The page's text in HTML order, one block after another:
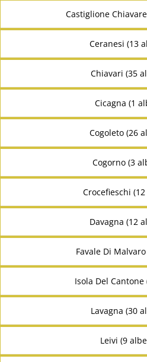
Castiglione
Ceranesi (13
Chiavari (35
Cicagna (1
Cogoleto (26
Cogorno (3
Crocefieschi
Davagna (12
Favale Di
Isola Del
Lavagna (30
Leivi (9